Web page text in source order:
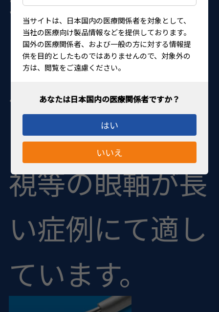
当サイトは、日本国内の医療関係者を対象として、
当社の医療向け製品情報などを提供しております。
国外の医療関係者、および一般の方に対する情報提
供を目的としたものではありませんので、対象外の
方は、閲覧をご遠慮ください。
はい
いいえ
フト部分を
5mm長くしま
した。強度近
視等の眼軸が長
い症例にて適し
ています。